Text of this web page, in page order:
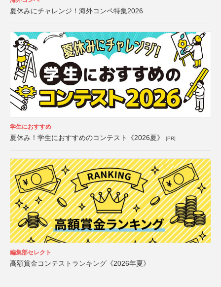
夏休みにチャレンジ！海外コンペ特集2026
学生におすすめ
夏休み！学生におすすめのコンテスト《2026夏》 [PR]
編集部セレクト
高額賞金コンテストランキング《2026年夏》